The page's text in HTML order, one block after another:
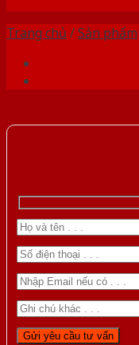
Trang chủ /Sản phẩm